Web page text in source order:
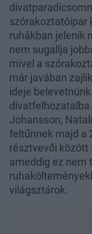
szórakoztatóipar
ruhákban jelenik
nem sugallja
mivel a
már javában
ideje
Johansson,
feltűnnek majd a
résztvevői között
ameddig ez nem
világsztárok.